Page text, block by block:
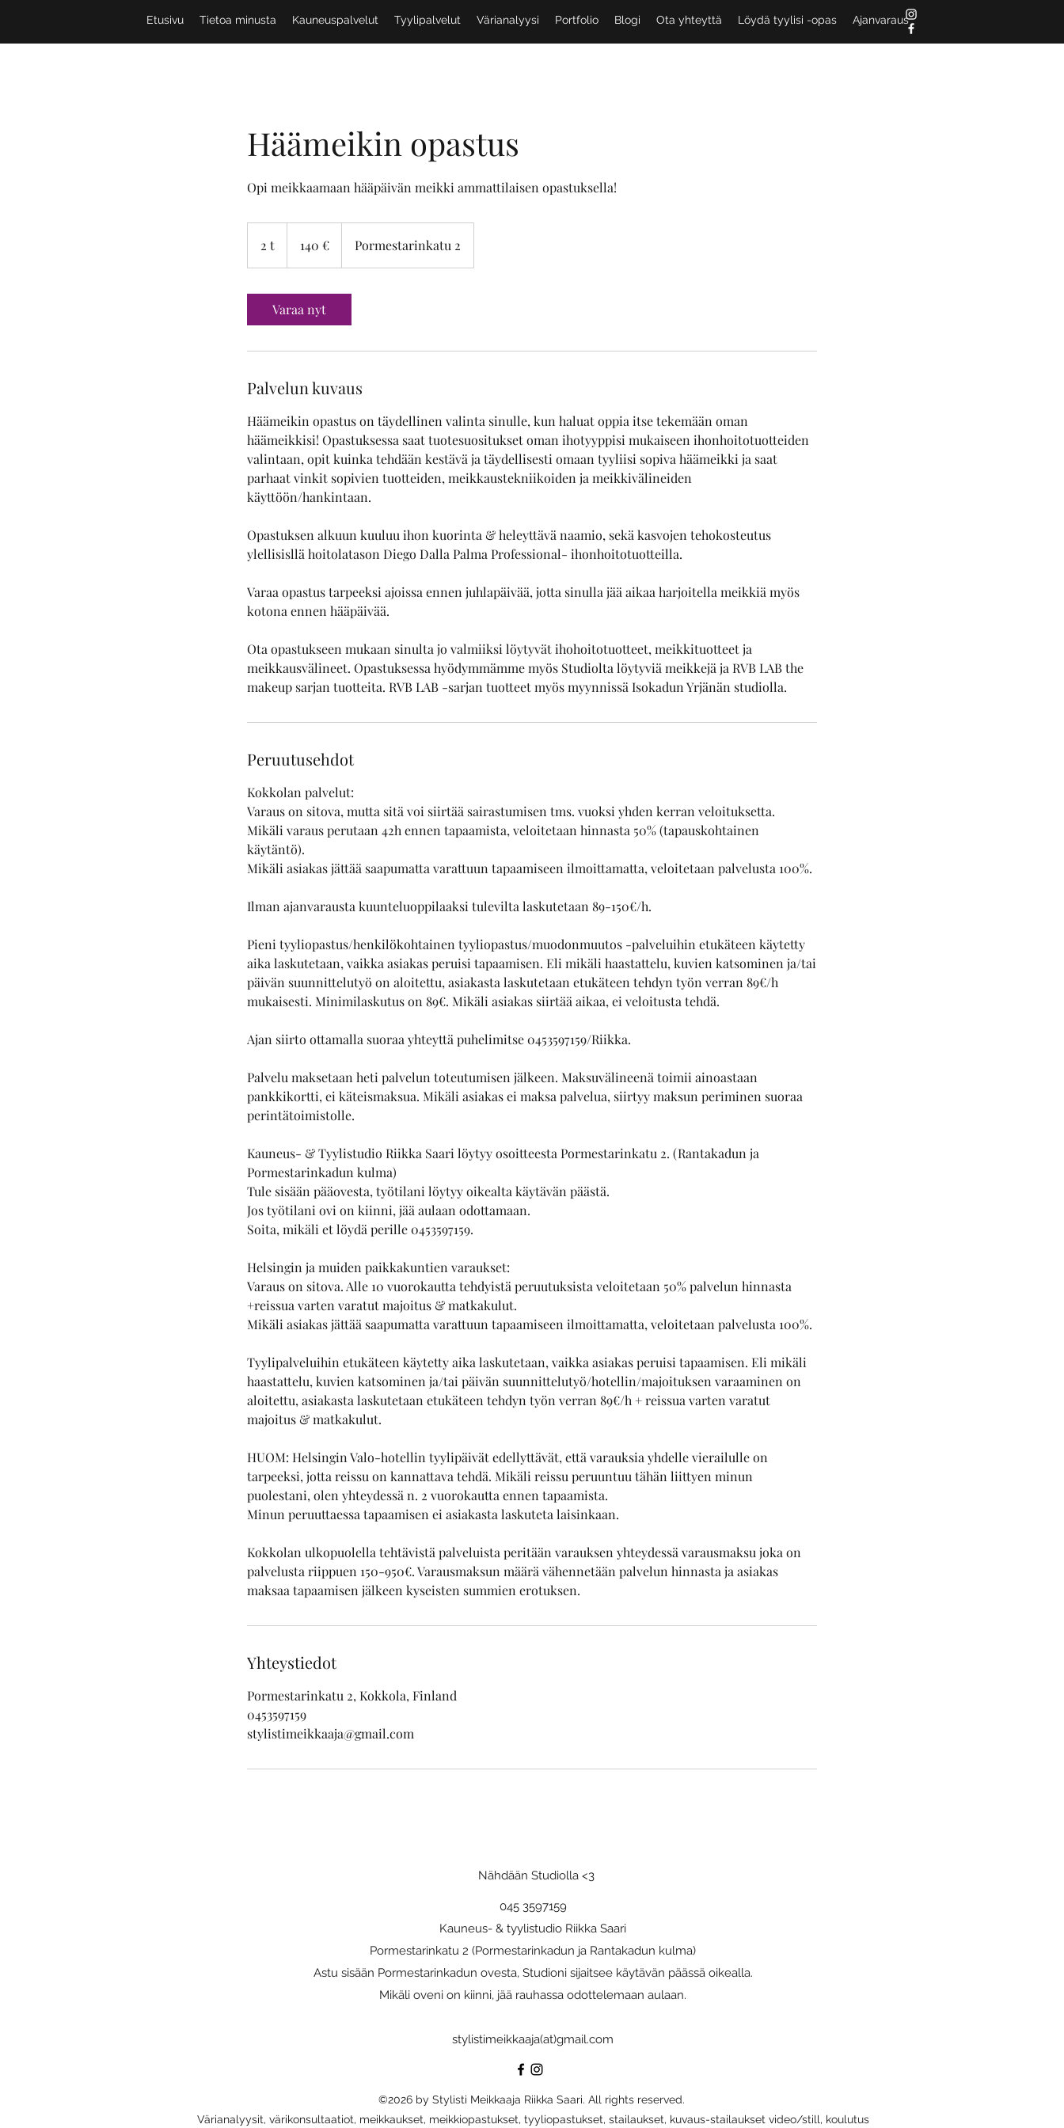
Etusivu Tietoa minusta Kauneuspalvelut Tyylipalvelut Värianalyysi Portfolio Blogi Ota yhteyttä Löydä tyylisi -opas Ajanvaraus
Häämeikin opastus
Opi meikkaamaan hääpäivän meikki ammattilaisen opastuksella!
2 t
t
140 € Pormestarinkatu 2
Varaa nyt
Palvelun kuvaus
Häämeikin opastus on täydellinen valinta sinulle, kun haluat oppia itse tekemään oman
häämeikkisi! Opastuksessa saat tuotesuositukset oman ihotyyppisi mukaiseen ihonhoitotuotteiden
valintaan, opit kuinka tehdään kestävä ja täydellisesti omaan tyyliisi sopiva häämeikki ja saat
parhaat vinkit sopivien tuotteiden, meikkaustekniikoiden ja meikkivälineiden
käyttöön/hankintaan.
Opastuksen alkuun kuuluu ihon kuorinta & heleyttävä naamio, sekä kasvojen tehokosteutus
ylellisisllä hoitolatason Diego Dalla Palma Professional- ihonhoitotuotteilla.
Varaa opastus tarpeeksi ajoissa ennen juhlapäivää, jotta sinulla jää aikaa harjoitella meikkiä myös
kotona ennen hääpäivää.
Ota opastukseen mukaan sinulta jo valmiiksi löytyvät ihohoitotuotteet, meikkituotteet ja
meikkausvälineet. Opastuksessa hyödymmämme myös Studiolta löytyviä meikkejä ja RVB LAB the
makeup sarjan tuotteita. RVB LAB -sarjan tuotteet myös myynnissä Isokadun Yrjänän studiolla.
Peruutusehdot
Kokkolan palvelut:
Varaus on sitova, mutta sitä voi siirtää sairastumisen tms. vuoksi yhden kerran veloituksetta.
Mikäli varaus perutaan 42h ennen tapaamista, veloitetaan hinnasta 50% (tapauskohtainen
käytäntö).
Mikäli asiakas jättää saapumatta varattuun tapaamiseen ilmoittamatta, veloitetaan palvelusta 100%.
Ilman ajanvarausta kuunteluoppilaaksi tulevilta laskutetaan 89-150€/h.
Pieni tyyliopastus/henkilökohtainen tyyliopastus/muodonmuutos -palveluihin etukäteen käytetty
aika laskutetaan, vaikka asiakas peruisi tapaamisen. Eli mikäli haastattelu, kuvien katsominen ja/tai
päivän suunnittelutyö on aloitettu, asiakasta laskutetaan etukäteen tehdyn työn verran 89€/h
mukaisesti. Minimilaskutus on 89€. Mikäli asiakas siirtää aikaa, ei veloitusta tehdä.
Ajan siirto ottamalla suoraa yhteyttä puhelimitse 0453597159/Riikka.
Palvelu maksetaan heti palvelun toteutumisen jälkeen. Maksuvälineenä toimii ainoastaan
pankkikortti, ei käteismaksua. Mikäli asiakas ei maksa palvelua, siirtyy maksun periminen suoraa
perintätoimistolle.
Kauneus- & Tyylistudio Riikka Saari löytyy osoitteesta Pormestarinkatu 2. (Rantakadun ja
Pormestarinkadun kulma)
Tule sisään pääovesta, työtilani löytyy oikealta käytävän päästä.
Jos työtilani ovi on kiinni, jää aulaan odottamaan.
Soita, mikäli et löydä perille 0453597159.
Helsingin ja muiden paikkakuntien varaukset:
Varaus on sitova. Alle 10 vuorokautta tehdyistä peruutuksista veloitetaan 50% palvelun hinnasta
+reissua varten varatut majoitus & matkakulut.
Mikäli asiakas jättää saapumatta varattuun tapaamiseen ilmoittamatta, veloitetaan palvelusta 100%.
Tyylipalveluihin etukäteen käytetty aika laskutetaan, vaikka asiakas peruisi tapaamisen. Eli mikäli
haastattelu, kuvien katsominen ja/tai päivän suunnittelutyö/hotellin/majoituksen varaaminen on
aloitettu, asiakasta laskutetaan etukäteen tehdyn työn verran 89€/h + reissua varten varatut
majoitus & matkakulut.
HUOM: Helsingin Valo-hotellin tyylipäivät edellyttävät, että varauksia yhdelle vierailulle on
tarpeeksi, jotta reissu on kannattava tehdä. Mikäli reissu peruuntuu tähän liittyen minun
puolestani, olen yhteydessä n. 2 vuorokautta ennen tapaamista.
Minun peruuttaessa tapaamisen ei asiakasta laskuteta laisinkaan.
Kokkolan ulkopuolella tehtävistä palveluista peritään varauksen yhteydessä varausmaksu joka on
palvelusta riippuen 150-950€. Varausmaksun määrä vähennetään palvelun hinnasta ja asiakas
maksaa tapaamisen jälkeen kyseisten summien erotuksen.
Yhteystiedot
Pormestarinkatu 2, Kokkola, Finland
0453597159
stylistimeikkaaja@gmail.com
Nähdään Studiolla <3
045 3597159
Kauneus- & tyylistudio Riikka Saari
Pormestarinkatu 2 (Pormestarinkadun ja Rantakadun kulma)
Astu sisään Pormestarinkadun ovesta, Studioni sijaitsee käytävän päässä oikealla.
Mikäli oveni on kiinni, jää rauhassa odottelemaan aulaan.
stylistimeikkaaja(at)gmail.com
©2026 by Stylisti Meikkaaja Riikka Saari. All rights reserved.
Värianalyysit, värikonsultaatiot, meikkaukset, meikkiopastukset, tyyliopastukset, stailaukset, kuvaus-stailaukset video/still, koulutus